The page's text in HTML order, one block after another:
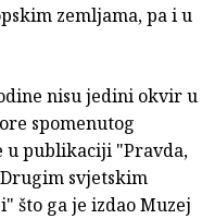
zemljama, pa i u
nisu jedini okvir u
spomenutog
u publikaciji "Pravda,
svjetskim
što ga je izdao Muzej